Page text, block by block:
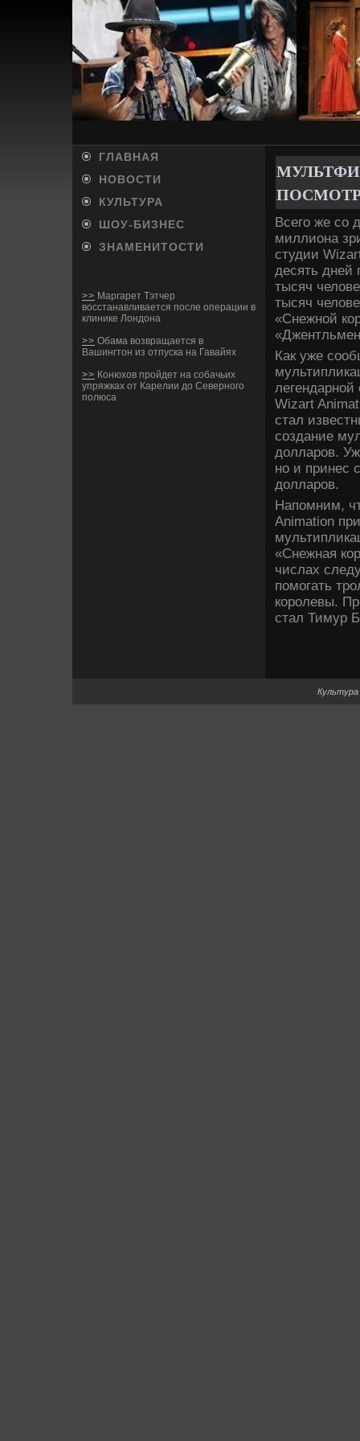
ГЛАВНАЯ
НОВОСТИ
КУЛЬТУРА
ШОУ-БИ­ЗНЕС
ЗНАМЕНИТОСТИ
>> Маргарет Тэтчер
восстанавливается после операции в
клинике Лондона
>> Обама возвращается в
Вашингтон из отпуска на Гавайях
>> Конюхов пройдет на собачьих
упряжках от Карелии до Северного
полюса
Всего же со
миллиона
студии
де­сять дней
тысяч
тысяч
«Снежной
Как уже
Wizart
стал
создание
долларов.
но и принес
долларов.
Напомним,
Animation
«Снежная
числах
помогать
королевы.
стал Тимур
Культура